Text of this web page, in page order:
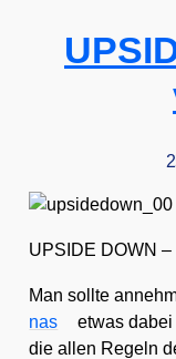
UPSIDE DOWN
Man soll­te
nas
etwas
die allen Regeln